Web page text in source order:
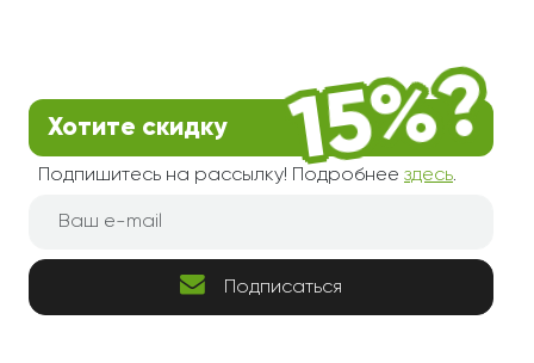
Хотите скидку
Подпишитесь на рассылку! Подробнее здесь.
Подписаться